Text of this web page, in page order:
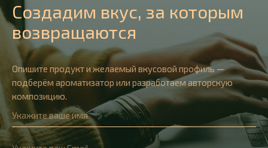
Создадим вкус, за которым
возвращаются
Опишите продукт и желаемый вкусовой профиль —
подберём ароматизатор или разработаем авторскую
композицию.